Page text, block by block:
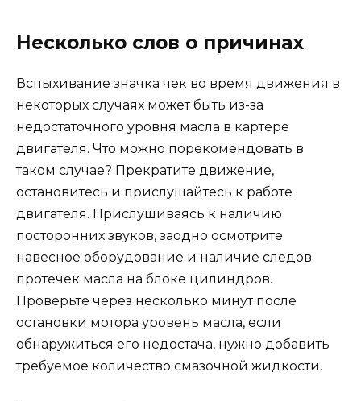
Несколько слов о причинах
Вспыхивание значка чек во время движения в
некоторых случаях может быть из-за
недостаточного уровня масла в картере
двигателя. Что можно порекомендовать в
таком случае? Прекратите движение,
остановитесь и прислушайтесь к работе
двигателя. Прислушиваясь к наличию
посторонних звуков, заодно осмотрите
навесное оборудование и наличие следов
протечек масла на блоке цилиндров.
Проверьте через несколько минут после
остановки мотора уровень масла, если
обнаружиться его недостача, нужно добавить
требуемое количество смазочной жидкости.